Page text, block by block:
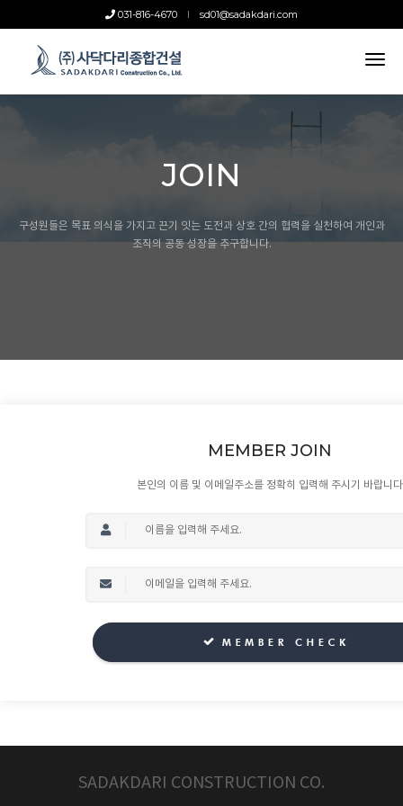
031-816-4670 sd01@sadakdari.com
JOIN
구성원들은 목표 의식을 가지고 끈기 잇는 도전과 상호 간의 협력을 실천하여 개인과
조직의 공동 성장을 추구합니다.
MEMBER JOIN
본인의 이름 및 이메일주소를 정확히 입력해 주시기 바랍니다
SADAKDARI CONSTRUCTION CO.